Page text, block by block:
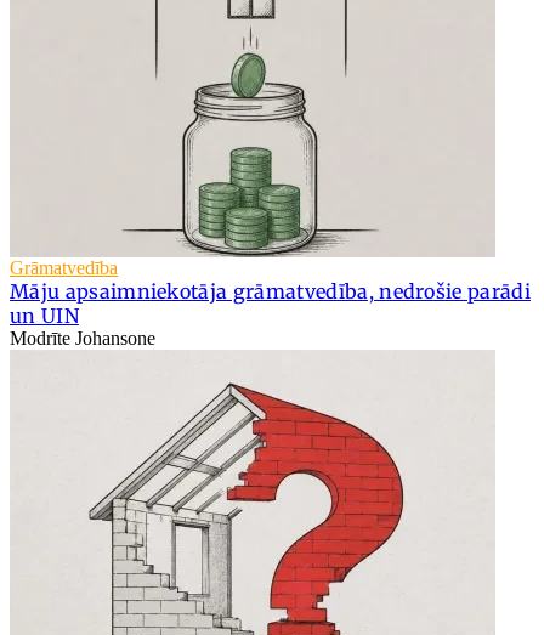
Grāmatvedība
Māju apsaimniekotāja grāmatvedība, nedrošie parādi
un UIN
Modrīte Johansone